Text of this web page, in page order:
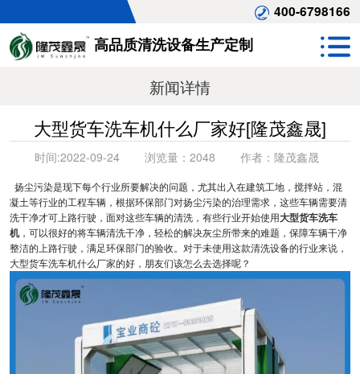
400-6798166
高品质清洗设备生产定制
新闻详情
大型货车洗车机什么厂家好[隆茂鑫晟]
时间:2022-09-24 浏览量： 2048 作者： 隆茂鑫晟
扬尘污染是现下每个行业所要解决的问题，尤其出入在建筑工地，搅拌站，混
凝土等行业的工程车辆，根据环保部门对扬尘污染的治理需求，这些车辆需要清
洗干净才可上路行驶，面对这些车辆的清洗，有些行业开始使用大型货车洗车
机，可以很好的将车辆清洗干净，轻松的解决灰尘所带来的难题，保障车辆干净
整洁的上路行驶，满足环保部门的验收。对于未使用这款清洗设备的行业来说，
大型货车洗车机什么厂家的好，朋友们该怎么去选择呢？